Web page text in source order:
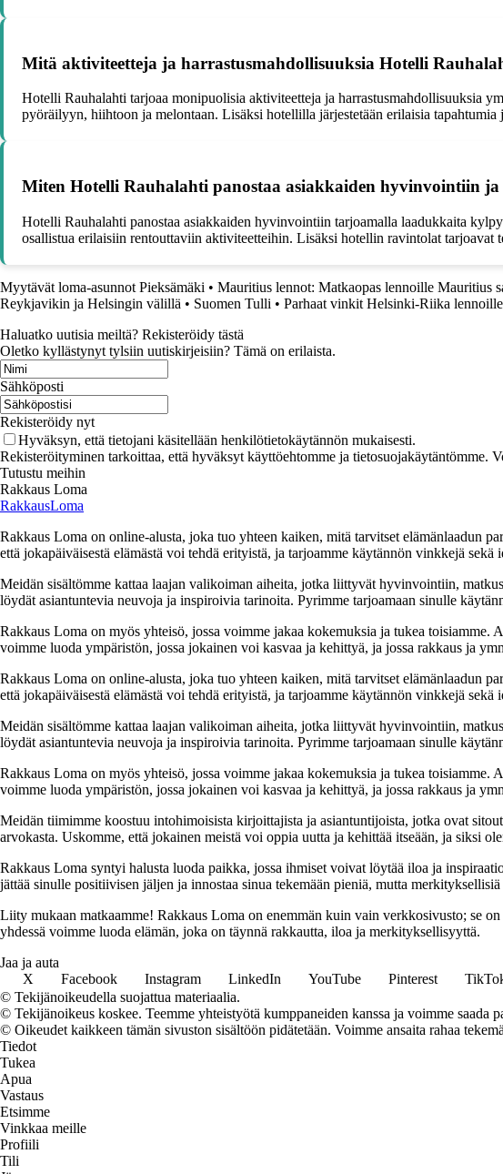
Mitä aktiviteetteja ja harrastusmahdollisuuksia Hotelli
Hotelli Rauhalahti tarjoaa monipuolisia aktiviteetteja ja harrastusmahdollisuuksia
pyöräilyyn, hiihtoon ja melontaan. Lisäksi hotellilla järjestetään erilaisia tapahtumia
Miten Hotelli Rauhalahti panostaa asiakkaiden hyvinvointiin ja
Hotelli Rauhalahti panostaa asiakkaiden hyvinvointiin tarjoamalla laadukkaita
osallistua erilaisiin rentouttaviin aktiviteetteihin. Lisäksi hotellin ravintolat
Myytävät loma-asunnot Pieksämäki • Mauritius lennot: Matkaopas lennoille Mauritius
Reykjavikin ja Helsingin välillä • Suomen Tulli • Parhaat vinkit Helsinki-Riika lennoille
Haluatko uutisia meiltä? Rekisteröidy tästä
Oletko kyllästynyt tylsiin uutiskirjeisiin? Tämä on erilaista.
Sähköposti
Rekisteröidy nyt
Hyväksyn, että tietojani käsitellään henkilötietokäytännön mukaisesti.
Rekisteröityminen tarkoittaa, että hyväksyt käyttöehtomme ja tietosuojakäytäntömme.
Tutustu meihin
Rakkaus Loma
RakkausLoma
Rakkaus Loma on online-alusta, joka tuo yhteen kaiken, mitä tarvitset elämänlaadun
että jokapäiväisestä elämästä voi tehdä erityistä, ja tarjoamme käytännön vinkkejä
Meidän sisältömme kattaa laajan valikoiman aiheita, jotka liittyvät hyvinvointiin,
löydät asiantuntevia neuvoja ja inspiroivia tarinoita. Pyrimme tarjoamaan sinulle
Rakkaus Loma on myös yhteisö, jossa voimme jakaa kokemuksia ja tukea toisiamme.
voimme luoda ympäristön, jossa jokainen voi kasvaa ja kehittyä, ja jossa rakkaus ja
Rakkaus Loma on online-alusta, joka tuo yhteen kaiken, mitä tarvitset elämänlaadun
että jokapäiväisestä elämästä voi tehdä erityistä, ja tarjoamme käytännön vinkkejä
Meidän sisältömme kattaa laajan valikoiman aiheita, jotka liittyvät hyvinvointiin,
löydät asiantuntevia neuvoja ja inspiroivia tarinoita. Pyrimme tarjoamaan sinulle
Rakkaus Loma on myös yhteisö, jossa voimme jakaa kokemuksia ja tukea toisiamme.
voimme luoda ympäristön, jossa jokainen voi kasvaa ja kehittyä, ja jossa rakkaus ja
Meidän tiimimme koostuu intohimoisista kirjoittajista ja asiantuntijoista, jotka ovat
arvokasta. Uskomme, että jokainen meistä voi oppia uutta ja kehittää itseään, ja siksi
Rakkaus Loma syntyi halusta luoda paikka, jossa ihmiset voivat löytää iloa ja
jättää sinulle positiivisen jäljen ja innostaa sinua tekemään pieniä, mutta merkityksellisiä
Liity mukaan matkaamme! Rakkaus Loma on enemmän kuin vain verkkosivusto; se
yhdessä voimme luoda elämän, joka on täynnä rakkautta, iloa ja merkityksellisyyttä.
Jaa ja auta
X
Facebook Instagram LinkedIn YouTube Pinterest
© Tekijänoikeudella suojattua materiaalia.
© Tekijänoikeus koskee. Teemme yhteistyötä kumppaneiden kanssa ja voimme saada
© Oikeudet kaikkeen tämän sivuston sisältöön pidätetään. Voimme ansaita rahaa
Tiedot
Tukea
Apua
Vastaus
Etsimme
Vinkkaa meille
Profiili
Tili